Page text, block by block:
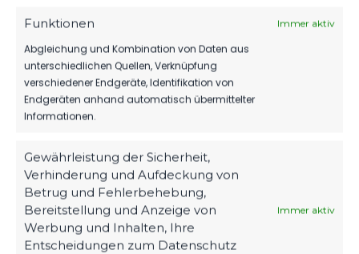
Funktionen Immer aktiv
Abgleichung und Kombination von Daten aus
unterschiedlichen Quellen, Verknüpfung
verschiedener Endgeräte, Identifikation von
Endgeräten anhand automatisch übermittelter
Informationen.
Gewährleistung der Sicherheit,
Verhinderung und Aufdeckung von
Betrug und Fehlerbehebung,
Bereitstellung und Anzeige von
Werbung und Inhalten, Ihre
Entscheidungen zum Datenschutz
Immer aktiv
19:00
Uhr
Luckenwalde
2022/23
SPIELZEIT
Spieler 46'
Spieler